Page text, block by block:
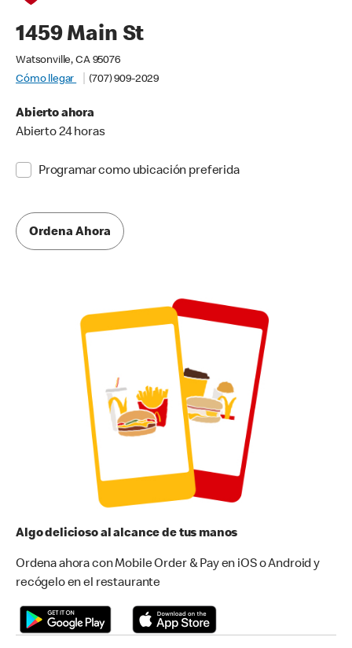
1459 Main St
Watsonville, CA 95076
Cómo llegar
(707) 909-2029
Abierto ahora
Abierto 24 horas
Programar como ubicación preferida
Ordena Ahora
Algo delicioso al alcance de tus manos
Ordena ahora con Mobile Order & Pay en iOS o Android y
recógelo en el restaurante